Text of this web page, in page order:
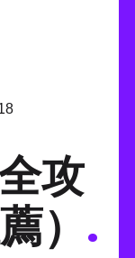
攻
） .